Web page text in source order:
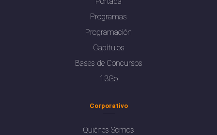
Programas
Programación
Capítulos
Bases de Concursos
13Go
Corporativo
Quiénes Somos